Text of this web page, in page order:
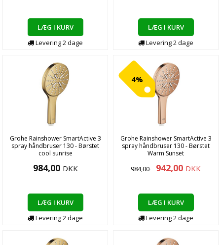
LÆG I KURV
Levering2dage
LÆG I KURV
Levering2dage
Grohe Rainshower SmartActive 3
spray håndbruser 130 - Børstet
cool sunrise
984,00 DKK
LÆG I KURV
Levering2dage
4%
Grohe Rainshower SmartActive 3
spray håndbruser 130 - Børstet
Warm Sunset
984,00 942,00 DKK
LÆG I KURV
Levering2dage